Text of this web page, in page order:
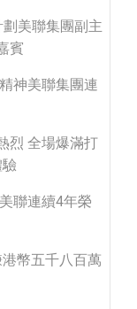
美聯集團副主
賓
神美聯集團連
烈 全場爆滿打
聯連續4年榮
幣五千八百萬